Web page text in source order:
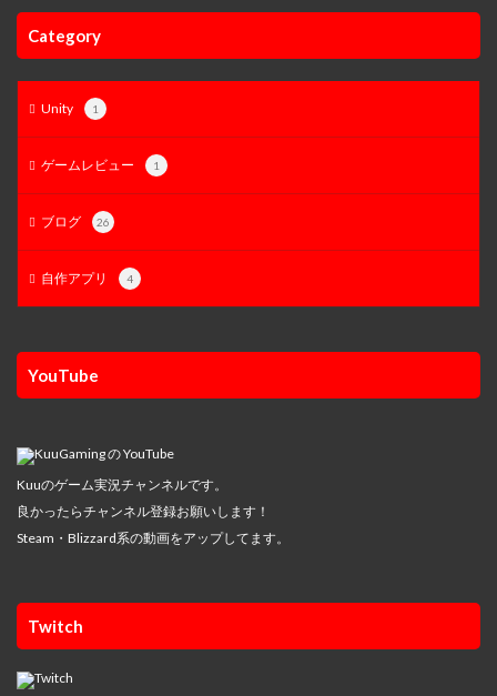
Category
Unity 1
ゲームレビュー 1
ブログ 26
自作アプリ 4
YouTube
Kuuのゲーム実況チャンネルです。
良かったらチャンネル登録お願いします！
Steam・Blizzard系の動画をアップしてます。
Twitch